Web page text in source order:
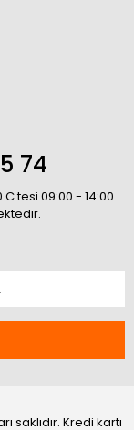
74
09:00 - 14:00
saklıdır. Kredi kartı